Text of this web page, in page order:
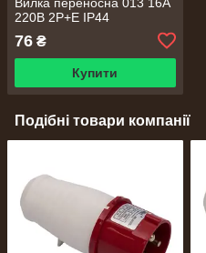
220В 2Р+Е IP44
76 ₴
Купити
Подібні товари компанії